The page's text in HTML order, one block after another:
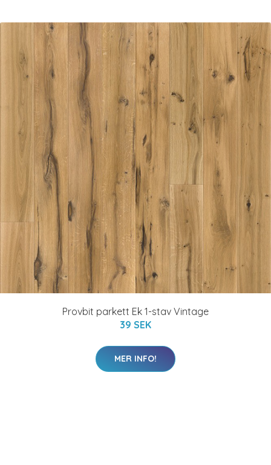
Provbit parkett Ek 1-stav Vintage
39 SEK
MER INFO!